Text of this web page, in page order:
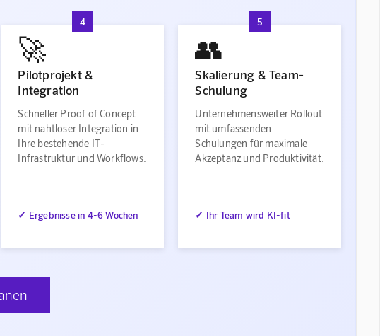
4
🚀
Pilotprojekt &
Integration
Schneller Proof of Concept
mit nahtloser Integration in
Ihre bestehende IT-
Infrastruktur und Workflows.
✓ Ergebnisse in 4-6 Wochen
5
👥
Skalierung & Team-
Schulung
Unternehmensweiter Rollout
mit umfassenden
Schulungen für maximale
Akzeptanz und Produktivität.
✓ Ihr Team wird KI-fit